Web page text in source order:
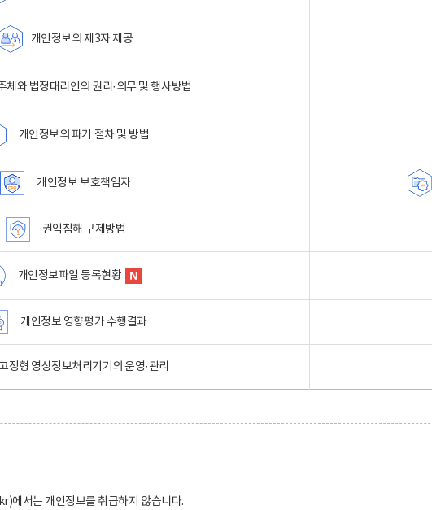
개인정보의 제3자 제공
체와 법정대리인의 권리·의무 및 행사방법
개인정보의 파기 절차 및 방법
개인정보 보호책임자
권익침해 구제방법
개인정보파일 등록현황
개인정보 영향평가 수행결과
정형 영상정보처리기기의 운영·관리
에서는 개인정보를 취급하지 않습니다.